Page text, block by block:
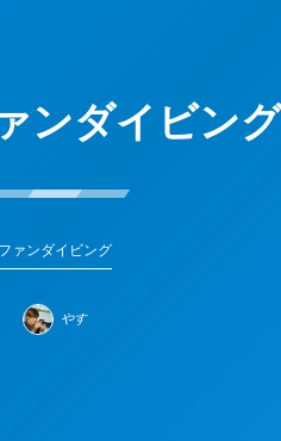
ンダイビン
ファンダイビング
やす